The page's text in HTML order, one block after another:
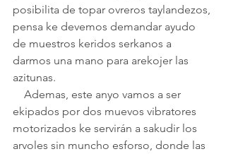
posibilita de topar ovreros taylandezos,
pensa ke devemos demandar ayudo
de muestros keridos serkanos a
darmos una mano para arekojer las
azitunas.
ekipados por dos muevos vibratores
motorizados ke servirán a sakudir los
arvoles sin muncho esforso, donde las